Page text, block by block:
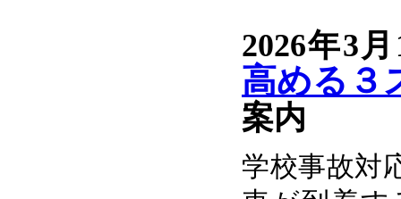
2026年3
高める３
案内
学校事故対